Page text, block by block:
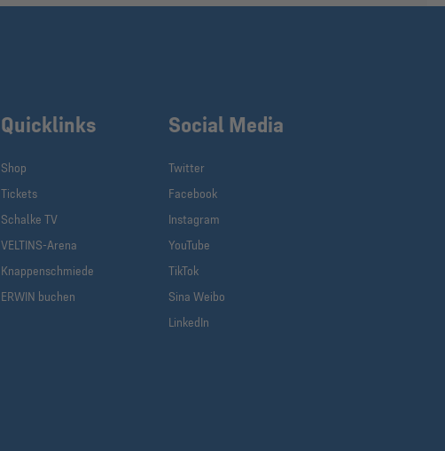
Quicklinks
Shop
Tickets
Schalke TV
VELTINS-Arena
Knappenschmiede
ERWIN buchen
Social Media
Twitter
Facebook
Instagram
YouTube
TikTok
Sina Weibo
LinkedIn